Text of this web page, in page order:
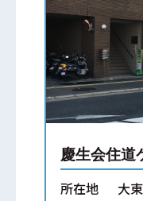
慶生会住道
所在地
大